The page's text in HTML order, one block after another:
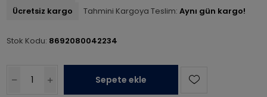
Ücretsiz kargo
Tahmini Kargoya Teslim: Aynı gün kargo!
Stok Kodu: 8692080042234
Sepete ekle